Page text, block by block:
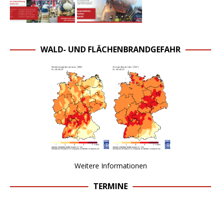
WALD- UND FLÄCHENBRANDGEFAHR
Weitere Informationen
TERMINE